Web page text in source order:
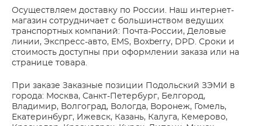
Осуществляем доставку по России. Наш интернет-
магазин сотрудничает с большинством ведущих
транспортных компаний: Почта-России, Деловые
линии, Экспресс-авто, EMS, Boxberry, DPD. Сроки и
стоимость доступны при оформлении заказа или на
странице товара.
При заказе Заказные позиции Подольский ЗЭМИ в
города: Москва, Санкт-Петербург, Белгород,
Владимир, Волгоград, Вологда, Воронеж, Гомель,
Екатеринбург, Ижевск, Казань, Калуга, Кемерово,